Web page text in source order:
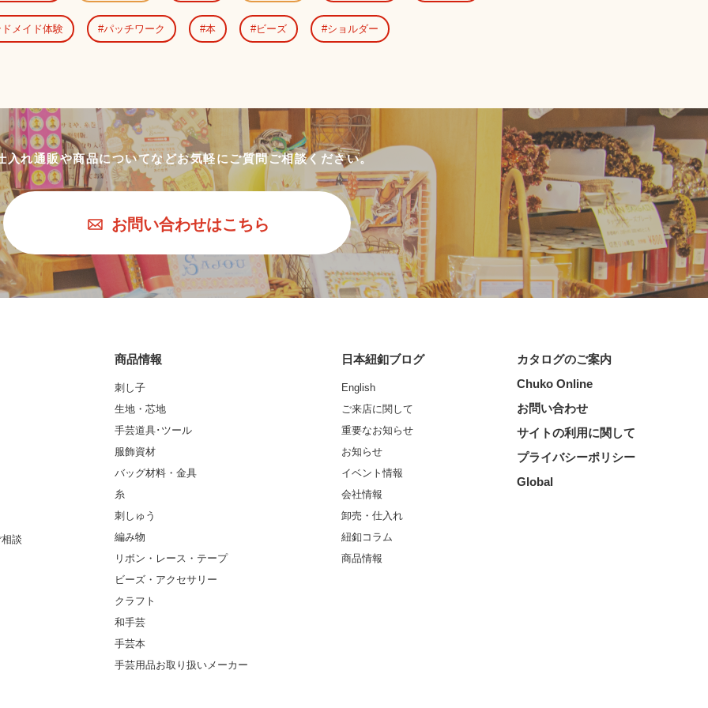
メイド体験 パッチワーク 本 ビーズ ショルダー
入れ通販や商品についてなどお気軽にご質問ご相談ください。
お問い合わせはこちら
談
商品情報
刺し子
生地・芯地
手芸道具･ツール
服飾資材
バッグ材料・金具
糸
刺しゅう
編み物
リボン・レース・テープ
ビーズ・アクセサリー
クラフト
和手芸
手芸本
手芸用品お取り扱いメーカー
日本紐釦ブログ
English
ご来店に関して
重要なお知らせ
お知らせ
イベント情報
会社情報
卸売・仕入れ
紐釦コラム
商品情報
カタログのご案内
Chuko Online
お問い合わせ
サイトの利用に関して
プライバシーポリシー
Global